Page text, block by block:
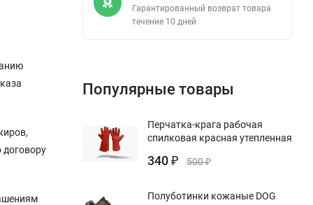
Гарантированный возврат товара
течение 10 дней
Популярные товары
Перчатка-крага рабочая
спилковая красная утепленная
340 ₽ 500₽
Полуботинки кожаные DOG